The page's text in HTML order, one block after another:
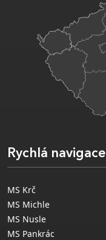
Rychlá navigace
MS Krč
MS Michle
MS Nusle
MS Pankrác